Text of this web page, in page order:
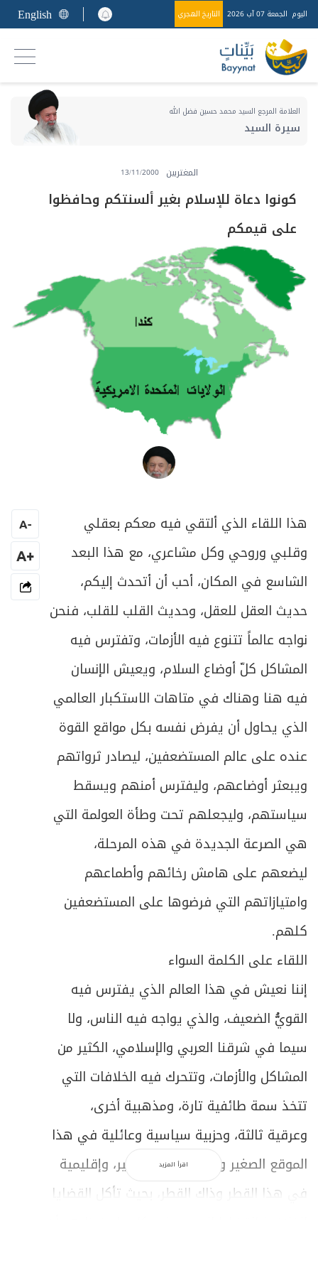
اليوم الجمعة 07 آب 2026 التاريخ الهجري English
العلامة المرجع السيد محمد حسين فضل الله
سيرة السيد
المغتربين 13/11/2000
كونوا دعاة للإسلام بغير ألسنتكم وحافظوا
على قيمكم
هذا اللقاء الذي ألتقي فيه معكم بعقلي
وقلبي وروحي وكل مشاعري، مع هذا البعد
الشاسع في المكان، أحب أن أتحدث إليكم،
حديث العقل للعقل، وحديث القلب للقلب، فنحن
نواجه عالماً تتنوع فيه الأزمات، وتفترس فيه
المشاكل كلّ أوضاع السلام، ويعيش الإنسان
فيه هنا وهناك في متاهات الاستكبار العالمي
الذي يحاول أن يفرض نفسه بكل مواقع القوة
عنده على عالم المستضعفين، ليصادر ثرواتهم
ويبعثر أوضاعهم، وليفترس أمنهم ويسقط
سياستهم، وليجعلهم تحت وطأة العولمة التي
هي الصرعة الجديدة في هذه المرحلة،
ليضعهم على هامش رخائهم وأطماعهم
وامتيازاتهم التي فرضوها على المستضعفين
كلهم.
اللقاء على الكلمة السواء
إننا نعيش في هذا العالم الذي يفترس فيه
القويُّ الضعيف، والذي يواجه فيه الناس، ولا
سيما في شرقنا العربي والإسلامي، الكثير من
المشاكل والأزمات، وتتحرك فيه الخلافات التي
تتخذ سمة طائفية تارة، ومذهبية أخرى،
وعرقية ثالثة، وحزبية سياسية وعائلية في هذا
الموقع الصغير وذاك الموقع الصغير، وإقليمية
في هذا القطر وذاك القطر، بحيث تأكل القضايا
اقرأ المزيد
-
A
+A